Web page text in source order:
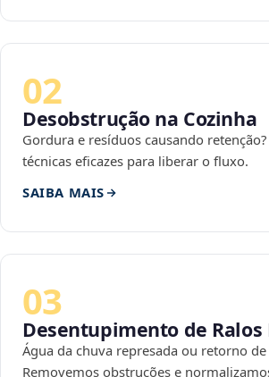
02
Desobstrução na Cozinha
Gordura e resíduos causando
técnicas eficazes para liberar o fluxo.
SAIBA MAIS
03
Desentupimento de Ralos
Água da chuva represada ou retorno de
Removemos obstruções e